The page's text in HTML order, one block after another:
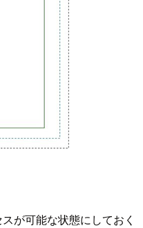
が可能な状態にしておく